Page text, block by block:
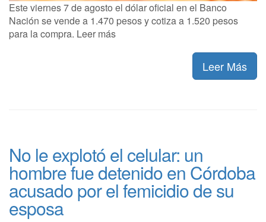
Este viernes 7 de agosto el dólar oficial en el Banco
Nación se vende a 1.470 pesos y cotiza a 1.520 pesos
para la compra. Leer más
Leer Más
No le explotó el celular: un
hombre fue detenido en Córdoba
acusado por el femicidio de su
esposa